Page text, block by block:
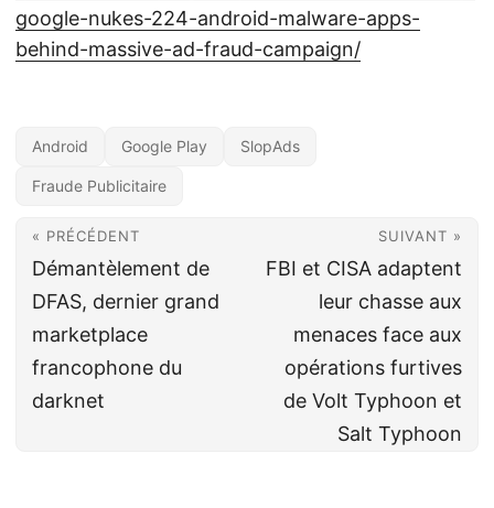
google-nukes-224-android-malware-apps-
behind-massive-ad-fraud-campaign/
Android Google Play SlopAds
Fraude Publicitaire
« PRÉCÉDENT
Démantèlement de
DFAS, dernier grand
marketplace
francophone du
darknet
SUIVANT »
FBI et CISA adaptent
leur chasse aux
menaces face aux
opérations furtives
de Volt Typhoon et
Salt Typhoon